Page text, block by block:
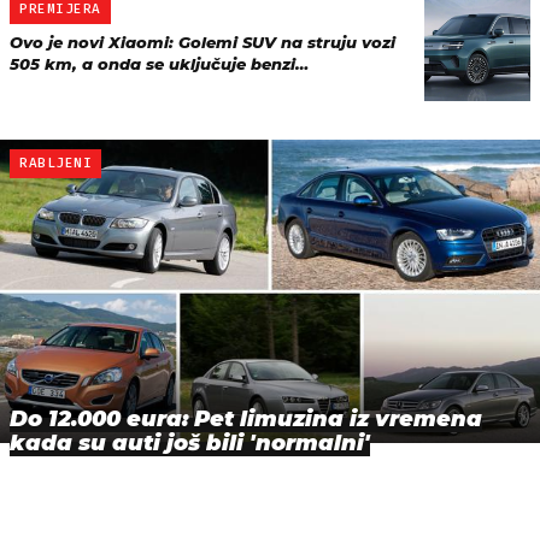
PREMIJERA
Ovo je novi Xiaomi: Golemi SUV na struju vozi
505 km, a onda se uključuje benzi…
RABLJENI
Do 12.000 eura: Pet limuzina iz vremena
kada su auti još bili 'normalni'